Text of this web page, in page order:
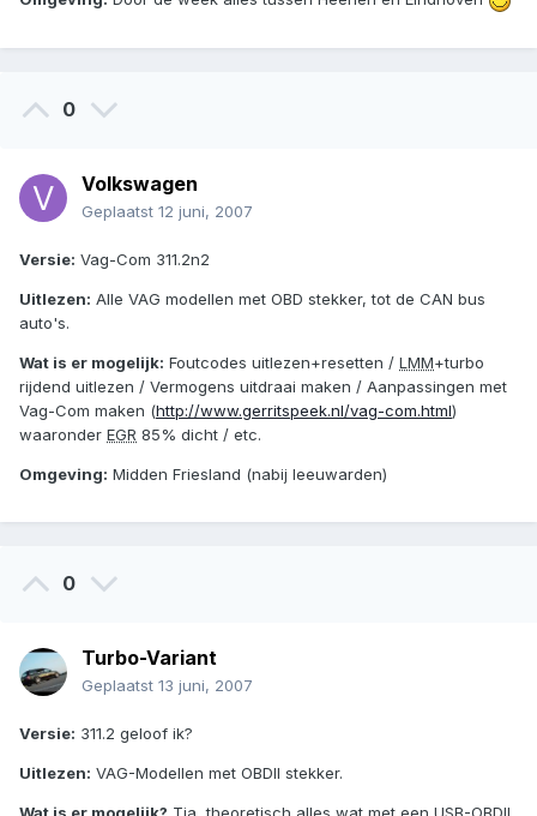
0
Volkswagen
Geplaatst 12 juni, 2007
Versie: Vag-Com 311.2n2
Uitlezen: Alle VAG modellen met OBD stekker, tot de CAN bus
auto's.
Wat is er mogelijk: Foutcodes uitlezen+resetten / LMM+turbo
rijdend uitlezen / Vermogens uitdraai maken / Aanpassingen met
Vag-Com maken (http://www.gerritspeek.nl/vag-com.html)
waaronder EGR 85% dicht / etc.
Omgeving: Midden Friesland (nabij leeuwarden)
0
Turbo-Variant
Geplaatst 13 juni, 2007
Versie: 311.2 geloof ik?
Uitlezen: VAG-Modellen met OBDII stekker.